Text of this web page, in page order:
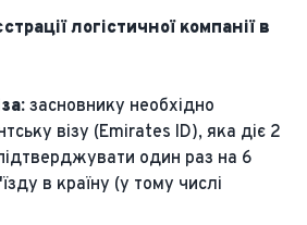
логістичної компанії в
засновнику необхідно
візу (Emirates ID), яка діє 2
підтверджувати один раз на 6
в країну (у тому числі